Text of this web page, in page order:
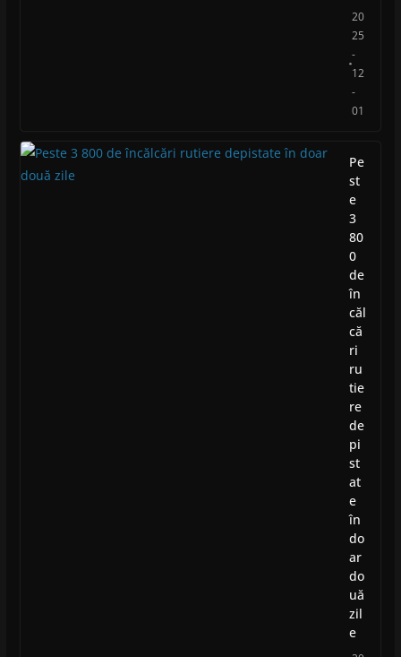
20
25
-
12
-
01
Pe
st
e
3
80
0
de
în
căl
că
ri
ru
tie
re
de
pi
st
at
e
în
do
ar
do
uă
zil
e